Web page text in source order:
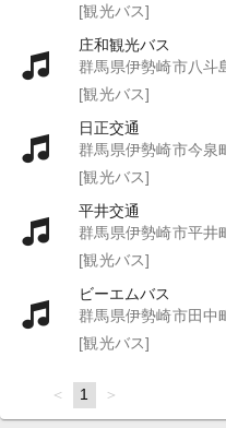
[観光バス]
庄和観光バス
群馬県伊勢崎市八斗
[観光バス]
日正交通
群馬県伊勢崎市今泉
[観光バス]
平井交通
群馬県伊勢崎市平井
[観光バス]
ビーエムバス
群馬県伊勢崎市田中
[観光バス]
page
You're
on
1 page